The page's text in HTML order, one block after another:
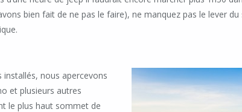
bien fait de ne pas le faire), ne manquez pas le lever
installés, nous apercevons
et plusieurs autres
le plus haut sommet de